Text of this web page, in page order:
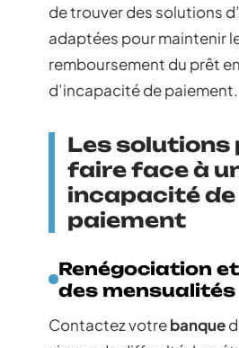
de trouver des solutions
adaptées pour maintenir
remboursement du prêt
d’incapacité de paiement.
Les solutions
faire face à
incapacité de
paiement
Renégociation
des mensualités
Contactez votrebanque